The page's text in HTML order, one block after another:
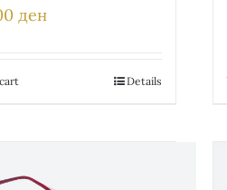
ден
Details